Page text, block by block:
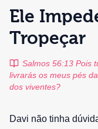
Ele
Tropeçar
Salmos 56:13 Pois
livrarás os meus pés
dos viventes?
Davi não tinha